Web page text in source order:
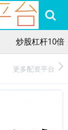
炒股杠杆10倍
更多配资平台